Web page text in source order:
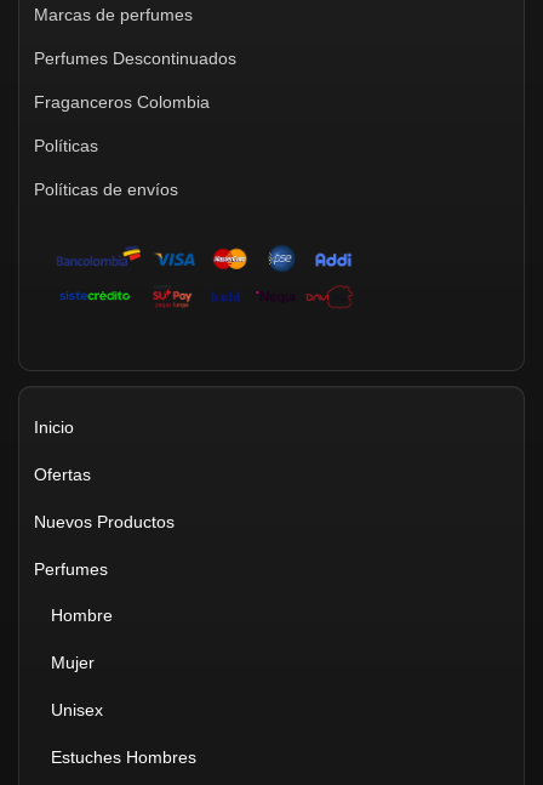
Marcas de perfumes
Perfumes Descontinuados
Fraganceros Colombia
Políticas
Políticas de envíos
Inicio
Ofertas
Nuevos Productos
Perfumes
Hombre
Mujer
Unisex
Estuches Hombres